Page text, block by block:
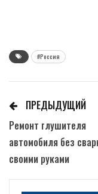
#Россия
ПРЕДЫДУЩИЙ
Ремонт глушителя
автомобиля без
своими руками